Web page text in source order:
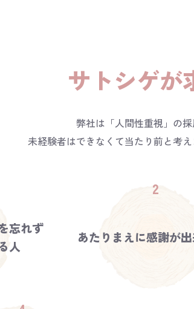
サトシゲが
弊社は「人間性重視」の採
未経験者はできなくて当たり前と考
忘れず
人
あたりまえに感謝が